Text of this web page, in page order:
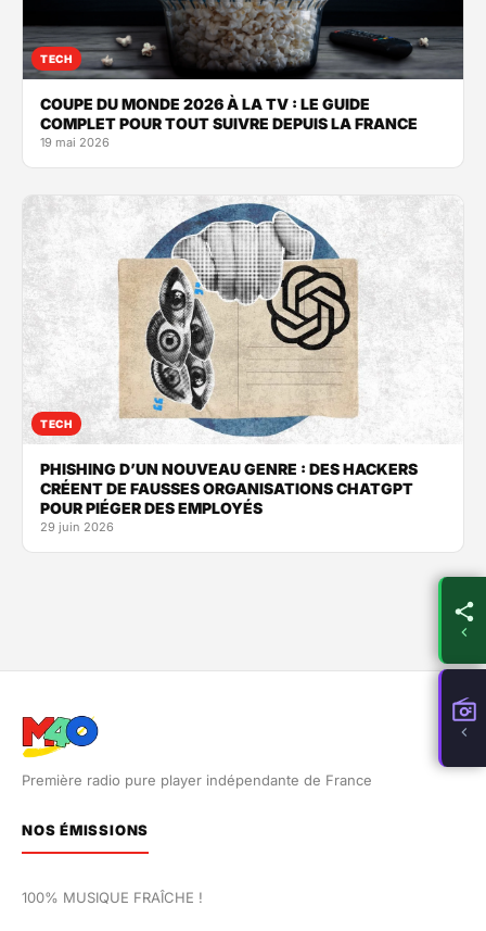
TECH
COUPE DU MONDE 2026 À LA TV : LE GUIDE
COMPLET POUR TOUT SUIVRE DEPUIS LA FRANCE
19 mai 2026
TECH
PHISHING D’UN NOUVEAU GENRE : DES HACKERS
CRÉENT DE FAUSSES ORGANISATIONS CHATGPT
POUR PIÉGER DES EMPLOYÉS
29 juin 2026
Première radio pure player indépendante de France
NOS ÉMISSIONS
100% MUSIQUE FRAÎCHE !